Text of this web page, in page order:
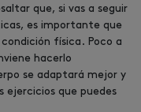
que, si vas a seguir
es importante que
física. Poco a
hacerlo
se adaptará mejor y
ejercicios que puedes